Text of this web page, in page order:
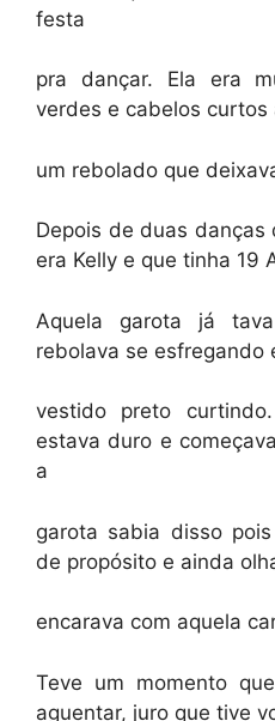
festa
pra dançar. Ela era
verdes e cabelos
um rebolado que
Depois de duas danças
era Kelly e que tinha 19
Aquela garota já
rebolava se esfregando
vestido preto
estava duro e
a
garota sabia disso
de propósito e ainda
encarava com aquela
Teve um momento
aguentar, juro que tive